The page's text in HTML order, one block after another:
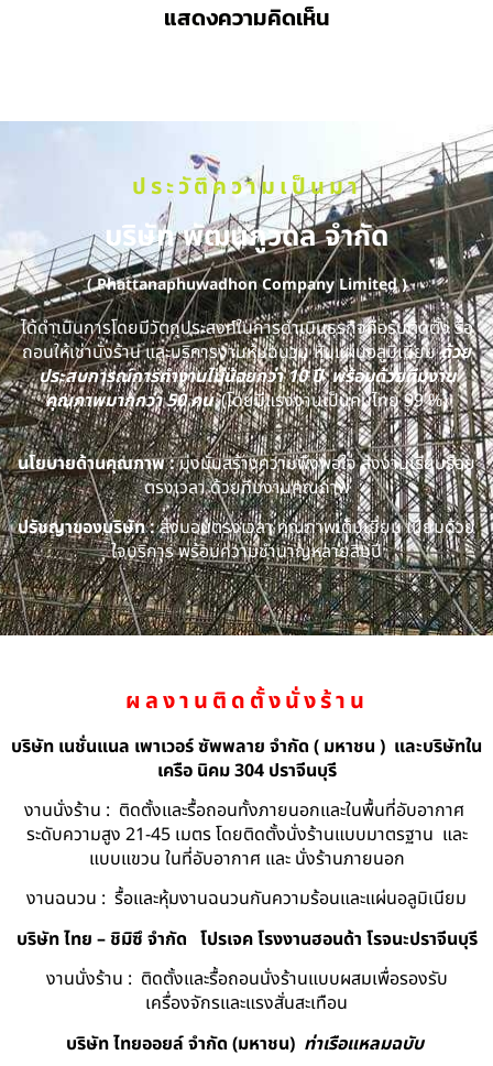
แสดงความคิดเห็น
ประวัติความเป็นมา
บริษัท พัฒนภูวดล จำกัด
( Phattanaphuwadhon Company Limited )
ได้ดำเนินการโดยมีวัตถุประสงค์ในการดำเนินธุรกิจคือรับติดตั้ง รื้อ
ถอนให้เช่านั่งร้าน และบริการงานหุ้มฉนวน หุ้มแผ่นอลูมิเนียมด้วย
ประสบการณ์การทำงานไม่น้อยกว่า 10 ปี พร้อมด้วยทีมงาน
คุณภาพมากกว่า 50 คน(โดยมีแรงงานเป็นคนไทย 99 %)
นโยบายด้านคุณภาพ :มุ่งมั่นสร้างความพึงพอใจ ส่งงานเรียบร้อย
ตรงเวลา ด้วยทีมงานคุณภาพ
ปรัชญาของบริษัท :ส่งมอบตรงเวลา คุณภาพเต็มเยี่ยม เปี่ยมด้วย
ใจบริการ พร้อมความชำนาญหลายสิบปี
ผลงานติดตั้งนั่งร้าน
บริษัท เนชั่นแนล เพาเวอร์ ซัพพลาย จำกัด ( มหาชน ) และบริษัทใน
เครือ นิคม 304 ปราจีนบุรี
งานนั่งร้าน : ติดตั้งและรื้อถอนทั้งภายนอกและในพื้นที่อับอากาศ
ระดับความสูง 21-45 เมตร โดยติดตั้งนั่งร้านแบบมาตรฐาน และ
แบบแขวน ในที่อับอากาศ และ นั่งร้านภายนอก
งานฉนวน : รื้อและหุ้มงานฉนวนกันความร้อนและแผ่นอลูมิเนียม
บริษัท ไทย – ชิมิซึ จำกัด โปรเจค โรงงานฮอนด้า โรจนะปราจีนบุรี
งานนั่งร้าน : ติดตั้งและรื้อถอนนั่งร้านแบบผสมเพื่อรองรับ
เครื่องจักรและแรงสั่นสะเทือน
บริษัท ไทยออยล์ จํากัด (มหาชน) ท่าเรือแหลมฉบับ